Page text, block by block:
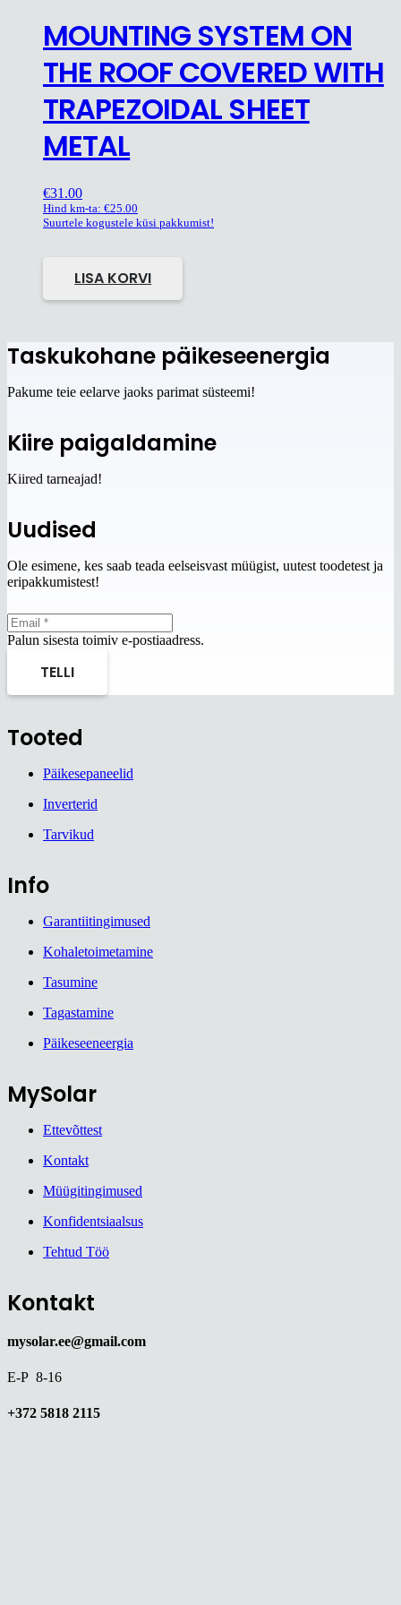
MOUNTING SYSTEM ON
THE ROOF COVERED WITH
TRAPEZOIDAL SHEET
METAL
€31.00
Hind km-ta: €25.00
Suurtele kogustele küsi pakkumist!
LISA KORVI
Taskukohane päikeseenergia
Pakume teie eelarve jaoks parimat süsteemi!
Kiire paigaldamine
Kiired tarneajad!
Uudised
Ole esimene, kes saab teada eelseisvast müügist, uutest toodetest ja
eripakkumistest!
Palun sisesta toimiv e-postiaadress.
TELLI
Tooted
Päikesepaneelid
Inverterid
Tarvikud
Info
Garantiitingimused
Kohaletoimetamine
Tasumine
Tagastamine
Päikeseeneergia
MySolar
Ettevõttest
Kontakt
Müügitingimused
Konfidentsiaalsus
Tehtud Töö
Kontakt
mysolar.ee@gmail.com
E-P 8-16
+372 5818 2115